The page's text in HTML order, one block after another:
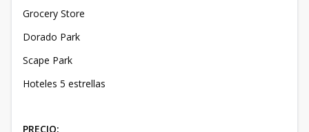
Grocery Store
Dorado Park
Scape Park
Hoteles 5 estrellas
PRECIO: